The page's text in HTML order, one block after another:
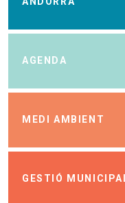
AGENDA
MEDI AMBIENT
GESTIÓ